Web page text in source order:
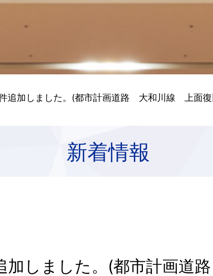
追加しました。(都市計画道路 大和川線 上面復
新着情報
加しました。(都市計画